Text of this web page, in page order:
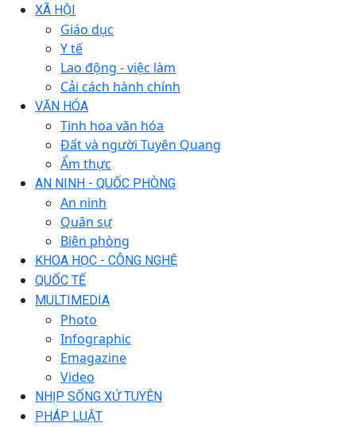
XÃ HỘI
Giáo dục
Y tế
Lao động - việc làm
Cải cách hành chính
VĂN HÓA
Tinh hoa văn hóa
Đất và người Tuyên Quang
Ẩm thực
AN NINH - QUỐC PHÒNG
An ninh
Quân sự
Biên phòng
KHOA HỌC - CÔNG NGHỆ
QUỐC TẾ
MULTIMEDIA
Photo
Infographic
Emagazine
Video
NHỊP SỐNG XỨ TUYÊN
PHÁP LUẬT